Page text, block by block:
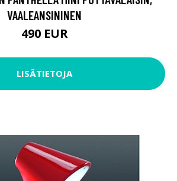
VAALEANSININEN
490 EUR
LISÄTIETOJA